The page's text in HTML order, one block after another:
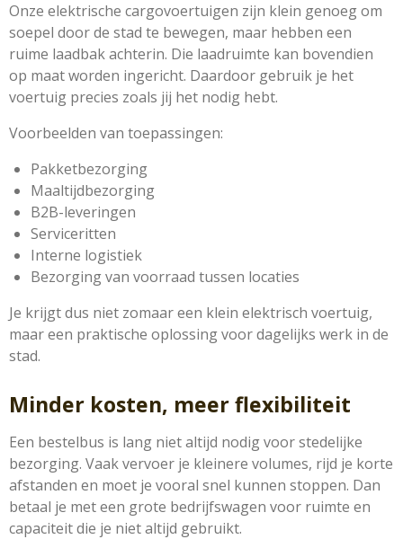
Onze elektrische cargovoertuigen zijn klein genoeg om
soepel door de stad te bewegen, maar hebben een
ruime laadbak achterin. Die laadruimte kan bovendien
op maat worden ingericht. Daardoor gebruik je het
voertuig precies zoals jij het nodig hebt.
Voorbeelden van toepassingen:
Pakketbezorging
Maaltijdbezorging
B2B-leveringen
Serviceritten
Interne logistiek
Bezorging van voorraad tussen locaties
Je krijgt dus niet zomaar een klein elektrisch voertuig,
maar een praktische oplossing voor dagelijks werk in de
stad.
Minder kosten, meer flexibiliteit
Een bestelbus is lang niet altijd nodig voor stedelijke
bezorging. Vaak vervoer je kleinere volumes, rijd je korte
afstanden en moet je vooral snel kunnen stoppen. Dan
betaal je met een grote bedrijfswagen voor ruimte en
capaciteit die je niet altijd gebruikt.